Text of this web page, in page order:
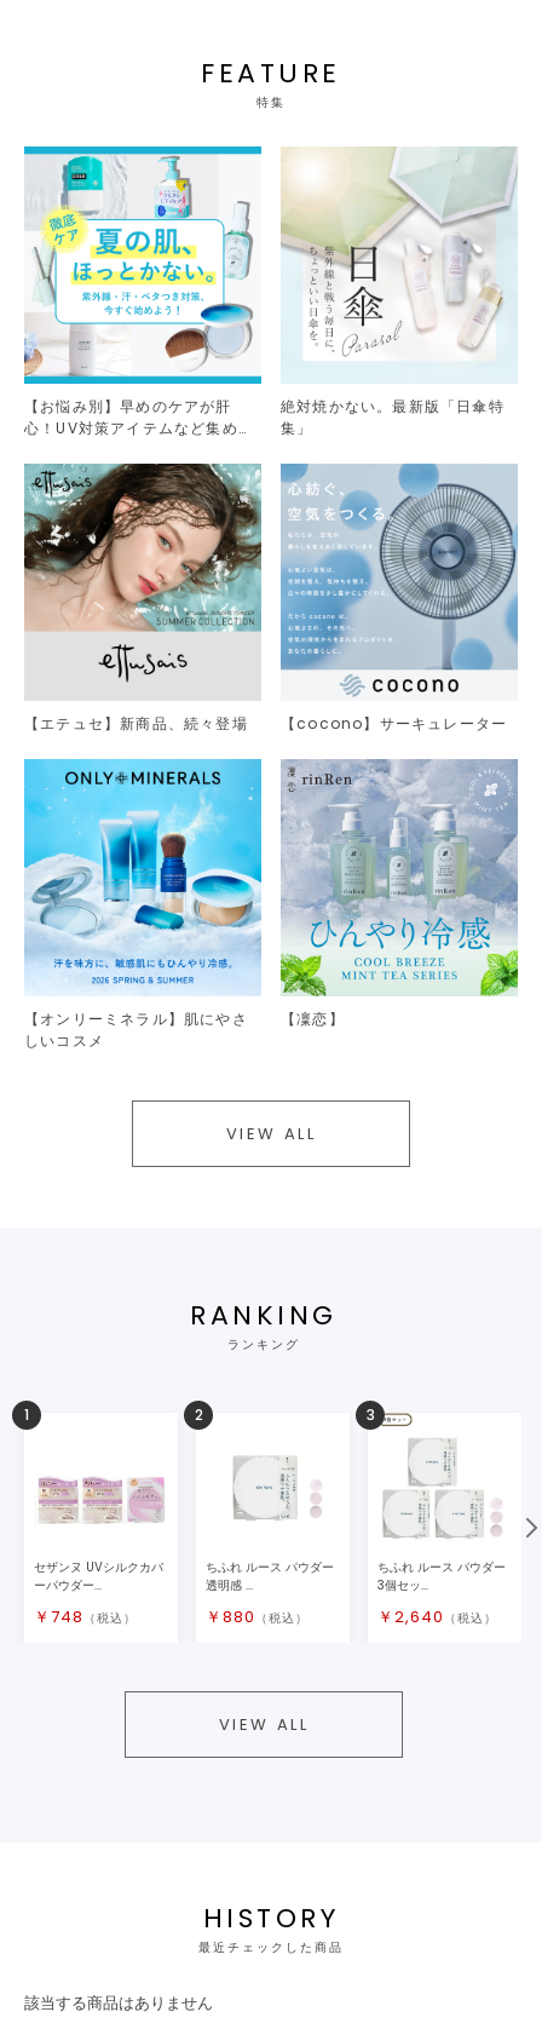
FEATURE
特集
【お悩み別】早めのケアが肝
心！UV対策アイテムなど集めま
絶対焼かない。最新版「日傘特
集」
【エテュセ】新商品、続々登場 【cocono】サーキュレーター
【オンリーミネラル】肌にやさ
しいコスメ
【凜恋】
VIEW ALL
RANKING
ランキング
1
セザンヌ UVシルクカバ
ーパウダー...
￥ 748 （税込）
2
ちふれ ルース パウダー
透明感 ...
￥ 880 （税込）
3
ちふれ ルース パウダー
3個セッ...
￥ 2,640 （税込）
VIEW ALL
HISTORY
最近チェックした商品
該当する商品はありません